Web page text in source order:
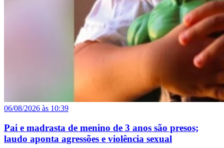
06/08/2026 às 10:39
Pai e madrasta de menino de 3 anos são presos;
laudo aponta agressões e violência sexual